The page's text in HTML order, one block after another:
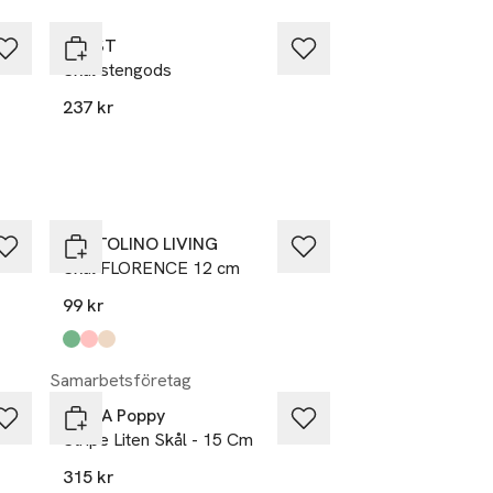
ERNST
Skål stengods
237 kr
PORTOLINO LIVING
Skål FLORENCE 12 cm
99 kr
Produkten finns i färgerna:
Green,
Pink,
Beige,
Samarbetsföretag
Pick A Poppy
Stripe Liten Skål - 15 Cm
315 kr